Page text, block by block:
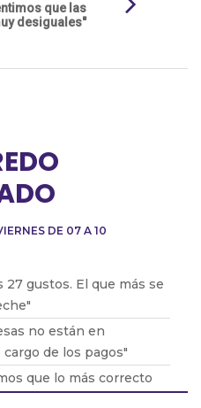
que las
desiguales"
DE 07 A 10
27 gustos. El que más se
no están en
de los pagos"
que lo más correcto